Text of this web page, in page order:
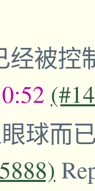
经被控
球而